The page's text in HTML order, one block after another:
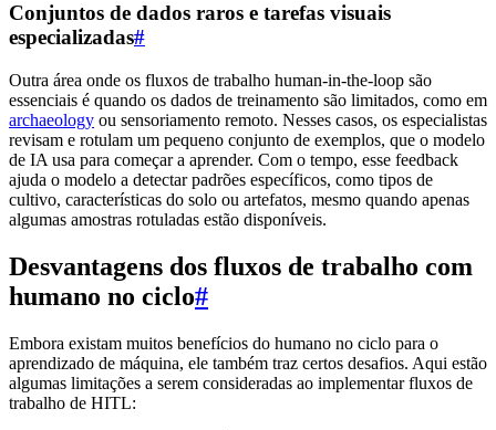
Conjuntos de dados raros e tarefas visuais
especializadas#
Outra área onde os fluxos de trabalho human-in-the-loop são
essenciais é quando os dados de treinamento são limitados, como em
archaeology ou sensoriamento remoto. Nesses casos, os especialistas
revisam e rotulam um pequeno conjunto de exemplos, que o modelo
de IA usa para começar a aprender. Com o tempo, esse feedback
ajuda o modelo a detectar padrões específicos, como tipos de
cultivo, características do solo ou artefatos, mesmo quando apenas
algumas amostras rotuladas estão disponíveis.
Desvantagens dos fluxos de trabalho com
humano no ciclo#
Embora existam muitos benefícios do humano no ciclo para o
aprendizado de máquina, ele também traz certos desafios. Aqui estão
algumas limitações a serem consideradas ao implementar fluxos de
trabalho de HITL: